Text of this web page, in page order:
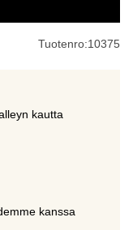
Tuotenro:10375
kautta
kanssa